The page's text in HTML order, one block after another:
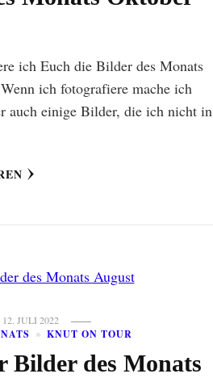
ich Euch die Bilder des Monats
ich fotografiere mache ich
auch einige Bilder, die ich nicht in
12. JULI 2022
KNUT ON TOUR
Bilder des Monats